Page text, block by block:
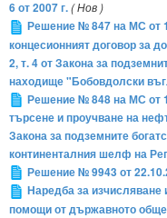
6 от 2007 г.( Нов )
Решение № 847 на МС от
концесионният договор за
2, т. 4 от Закона за
находище "Бобовдолски
Решение № 848 на МС от
търсене и проучване на
Закона за подземните
континенталния шелф на
Решение № 9943 от
Наредба за изчисляване
помощи от държавното